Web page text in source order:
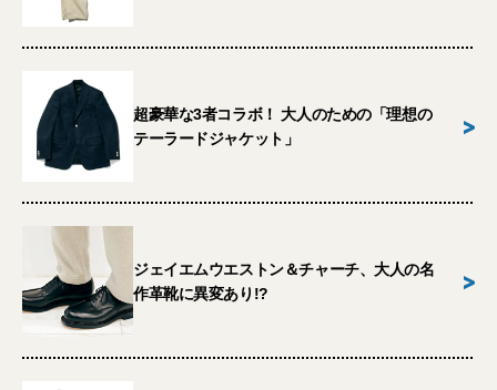
超豪華な3者コラボ！ 大人のための「理想の
テーラードジャケット」
>
ジェイエムウエストン＆チャーチ、大人の名
作革靴に異変あり!?
>